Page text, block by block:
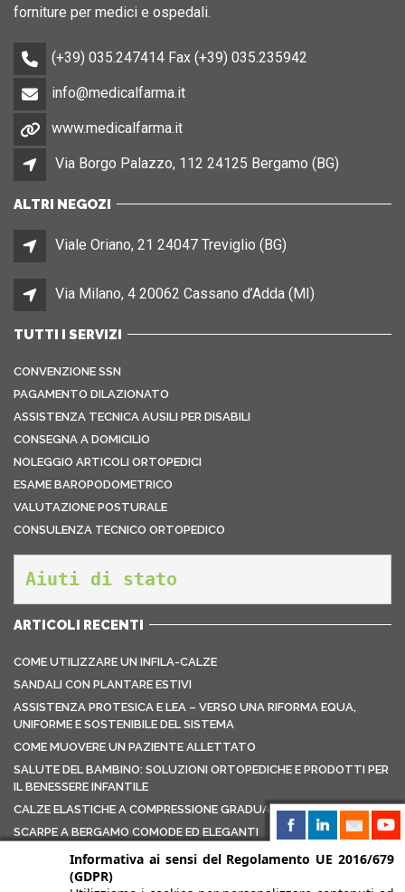
forniture per medici e ospedali.
(+39) 035.247414 Fax (+39) 035.235942
info@medicalfarma.it
www.medicalfarma.it
Via Borgo Palazzo, 112 24125 Bergamo (BG)
ALTRI NEGOZI
Viale Oriano, 21 24047 Treviglio (BG)
Via Milano, 4 20062 Cassano d’Adda (MI)
TUTTI I SERVIZI
CONVENZIONE SSN
PAGAMENTO DILAZIONATO
ASSISTENZA TECNICA AUSILI PER DISABILI
CONSEGNA A DOMICILIO
NOLEGGIO ARTICOLI ORTOPEDICI
ESAME BAROPODOMETRICO
VALUTAZIONE POSTURALE
CONSULENZA TECNICO ORTOPEDICO
Aiuti di stato
ARTICOLI RECENTI
COME UTILIZZARE UN INFILA-CALZE
SANDALI CON PLANTARE ESTIVI
ASSISTENZA PROTESICA E LEA – VERSO UNA RIFORMA EQUA,
UNIFORME E SOSTENIBILE DEL SISTEMA
COME MUOVERE UN PAZIENTE ALLETTATO
SALUTE DEL BAMBINO: SOLUZIONI ORTOPEDICHE E PRODOTTI PER
IL BENESSERE INFANTILE
CALZE ELASTICHE A COMPRESSIONE GRADUATA
SCARPE A BERGAMO COMODE ED ELEGANTI
AUSILI ORTOPEDICI PER LAVORI USURANTI: COME UN NEGOZIO
ORTOPEDICO PUÒ AIUTARTI DAVVERO
Informativa ai sensi del Regolamento UE 2016/679
(GDPR)